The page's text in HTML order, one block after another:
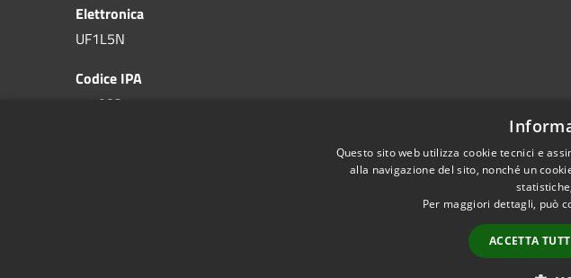
Elettronica
UF1L5N
Codice IPA
c_a983
Questo sito web utilizza cookie tecnici e
alla navigazione del sito, nonché un
Per maggiori dettagli, può
ACCETTA